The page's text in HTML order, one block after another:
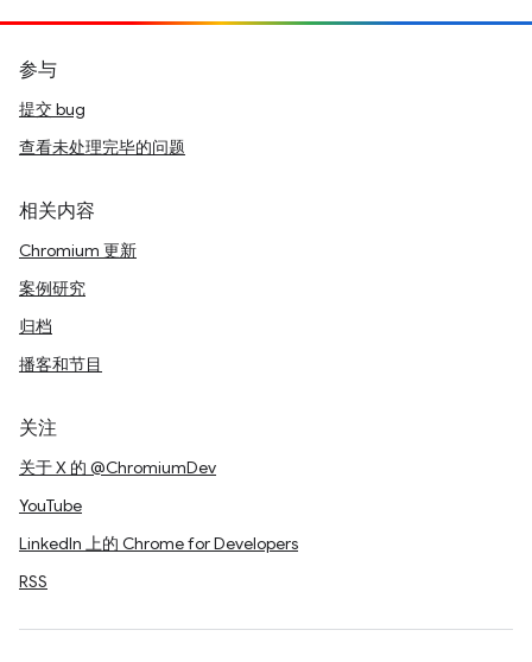
参与
提交 bug
查看未处理完毕的问题
相关内容
Chromium 更新
案例研究
归档
播客和节目
关注
关于 X 的 @ChromiumDev
YouTube
LinkedIn 上的 Chrome for Developers
RSS